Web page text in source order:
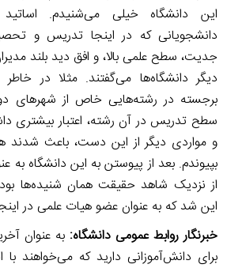
این دانشگاه خیلی می‌شنیدم.
دانشجویانی که در اینجا تدریس و
جدیت، سطح علمی بالا، و افق دید بلند
دیگر دانشگاه‌ها می‌گفتند. مثلا در
برجسته در رشته‌هایی خاص از شهرهای
سطح تدریس در آن رشته، اعتبار بیشتری
و مواردی دیگر از این دست، باعث شدند
بپیوندم. بعد از پیوستن به این دانشگاه
از نزدیک شاهد حقیقت همان شنیده‌ها
این شد که به عنوان عضو هیات علمی در
خبرنگار روابط عمومی دانشگاه: به عنوان
برای دانش‌آموزانی دارید که می‌خواهند